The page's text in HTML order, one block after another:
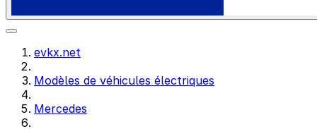
evkx.net
Modèles de véhicules électriques
Mercedes